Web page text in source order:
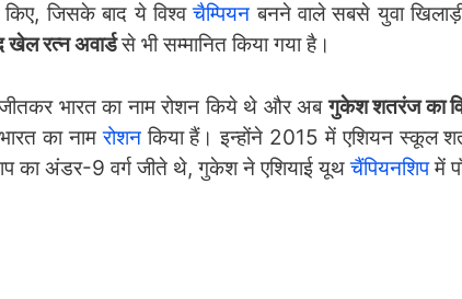
किए, जिसके बाद ये विश्वचैम्पियन बनने वाले सबसे युवा
खेल रत्न अवार्डसे भी सम्मानित किया गया है।
जीतकर भारत का नाम रोशन किये थे और अबगुकेश शतरंज का
का नामरोशनकिया हैं। इन्होंने 2015 में एशियन स्कूल
का अंडर-9 वर्ग जीते थे, गुकेश ने एशियाई यूथचैंपियनशिपमें